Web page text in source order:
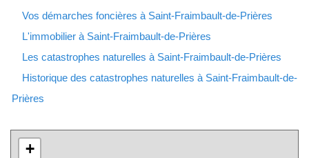
Vos démarches foncières à Saint-Fraimbault-de-Prières
L'immobilier à Saint-Fraimbault-de-Prières
Les catastrophes naturelles à Saint-Fraimbault-de-Prières
Historique des catastrophes naturelles à Saint-Fraimbault-de-
Prières
+